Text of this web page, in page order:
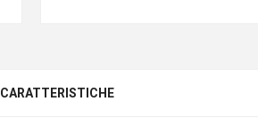
acquisto!
CARATTERISTICHE